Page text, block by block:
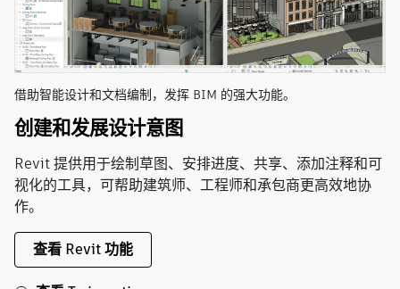
借助智能设计和文档编制，发挥 BIM 的强大功能。
创建和发展设计意图
Revit 提供用于绘制草图、安排进度、共享、添加注释和可
视化的工具，可帮助建筑师、工程师和承包商更高效地协
作。
查看 Revit 功能